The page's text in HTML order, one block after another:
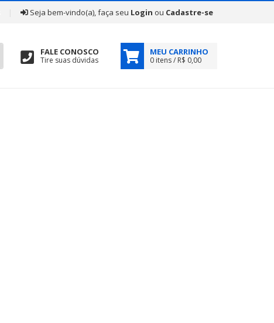
Seja bem-vindo(a), faça seu Login ou Cadastre-se
FALE CONOSCO
Tire suas dúvidas
MEU CARRINHO
0 itens / R$ 0,00